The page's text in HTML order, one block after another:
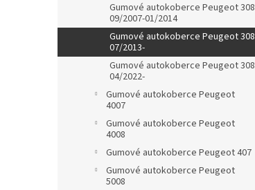
Gumové autokoberce Peugeot 308
09/2007-01/2014
Gumové autokoberce Peugeot 308
07/2013-
Gumové autokoberce Peugeot 308
04/2022-
Gumové autokoberce Peugeot
4007
Gumové autokoberce Peugeot
4008
Gumové autokoberce Peugeot 407
Gumové autokoberce Peugeot
5008